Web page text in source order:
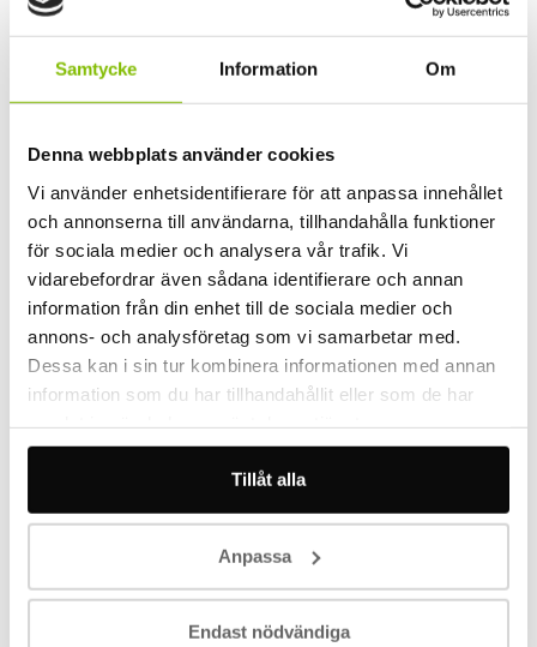
Samtycke Information Om
Denna webbplats använder cookies
Vi använder enhetsidentifierare för att anpassa innehållet
och annonserna till användarna, tillhandahålla funktioner
för sociala medier och analysera vår trafik. Vi
vidarebefordrar även sådana identifierare och annan
information från din enhet till de sociala medier och
annons- och analysföretag som vi samarbetar med.
Dessa kan i sin tur kombinera informationen med annan
information som du har tillhandahållit eller som de har
Tillåt alla
Anpassa
Endast nödvändiga
Andrei Adzinets
VD Miramix
Vill du bli kontaktad?
Namn (Obligatoriskt)
E-post (Obligatoriskt)